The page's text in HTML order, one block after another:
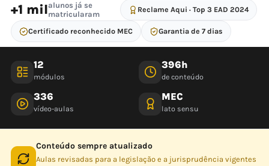
+1 milalunos já se
matricularam
Reclame Aqui · Top 3 EAD 2024
Certificado reconhecido MEC Garantia de 7 dias
12
módulos
396h
de conteúdo
336
vídeo-aulas
MEC
lato sensu
Conteúdo sempre atualizado
Aulas revisadas para a legislação e a jurisprudência vigentes